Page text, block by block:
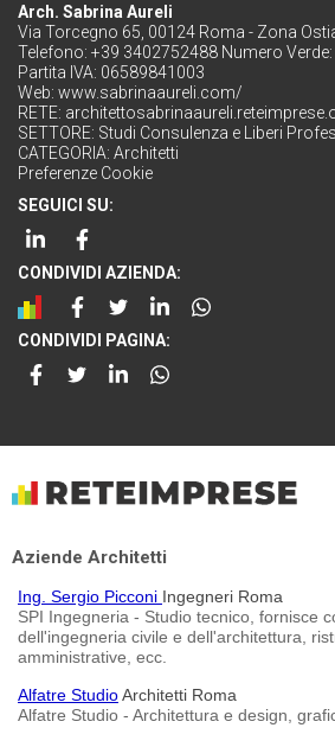
Arch. Sabrina Aureli
Via Torcegno 65, 00124 Roma - Zona
Telefono: +39 3402752488 Numero
Partita IVA: 06589841003
Web: www.sabrinaaureli.com/
RETE:
SETTORE: Studi Consulenza e Liberi
CATEGORIA: Architetti
Preferenze Cookie
SEGUICI SU:
CONDIVIDI AZIENDA:
CONDIVIDI PAGINA:
Aziende Architetti
Ing. Sergio Picconi Ingegneri Roma
SPI Ingegneria - Studio tecnico, fornisce
dell'ingegneria civile e dell'architettura,
amministrative, ecc.
Alfatre StudioArchitetti Roma
Alfatre Studio - Architettura e design,